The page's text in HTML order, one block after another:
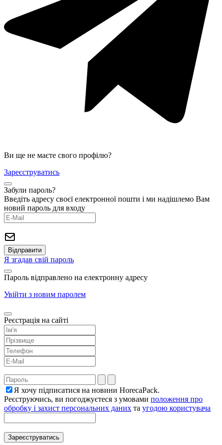
Ви ще не маєте свого профілю?
Зареєструватись
Забули пароль?
Введіть адресу своєї електронної пошти і ми надішлемо Вам
новий пароль для входу
Я згадав свій пароль
Пароль відправлено на електронну адресу
Увійти з новим паролем
Реєстрація на сайті
Я хочу підписатися на новини HorecaPack.
Реєструючись, ви погоджуєтеся з умовами положення про
обробку і захист персональних даних та угодою користувача